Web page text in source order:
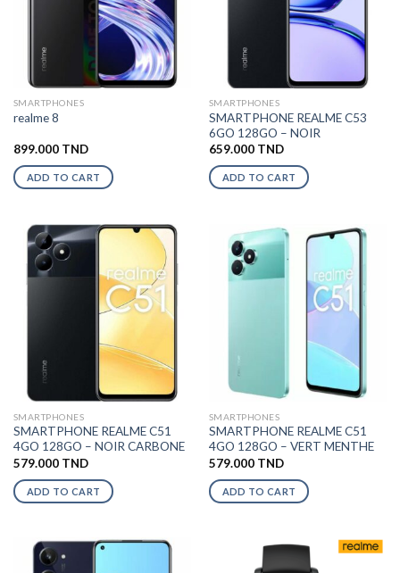
SMARTPHONES
realme 8
899.000 TND
ADD TO CART
SMARTPHONES
SMARTPHONE REALME C53
6GO 128GO – NOIR
659.000 TND
ADD TO CART
SMARTPHONES
SMARTPHONE REALME C51
4GO 128GO – NOIR CARBONE
579.000 TND
ADD TO CART
SMARTPHONES
SMARTPHONE REALME C51
4GO 128GO – VERT MENTHE
579.000 TND
ADD TO CART